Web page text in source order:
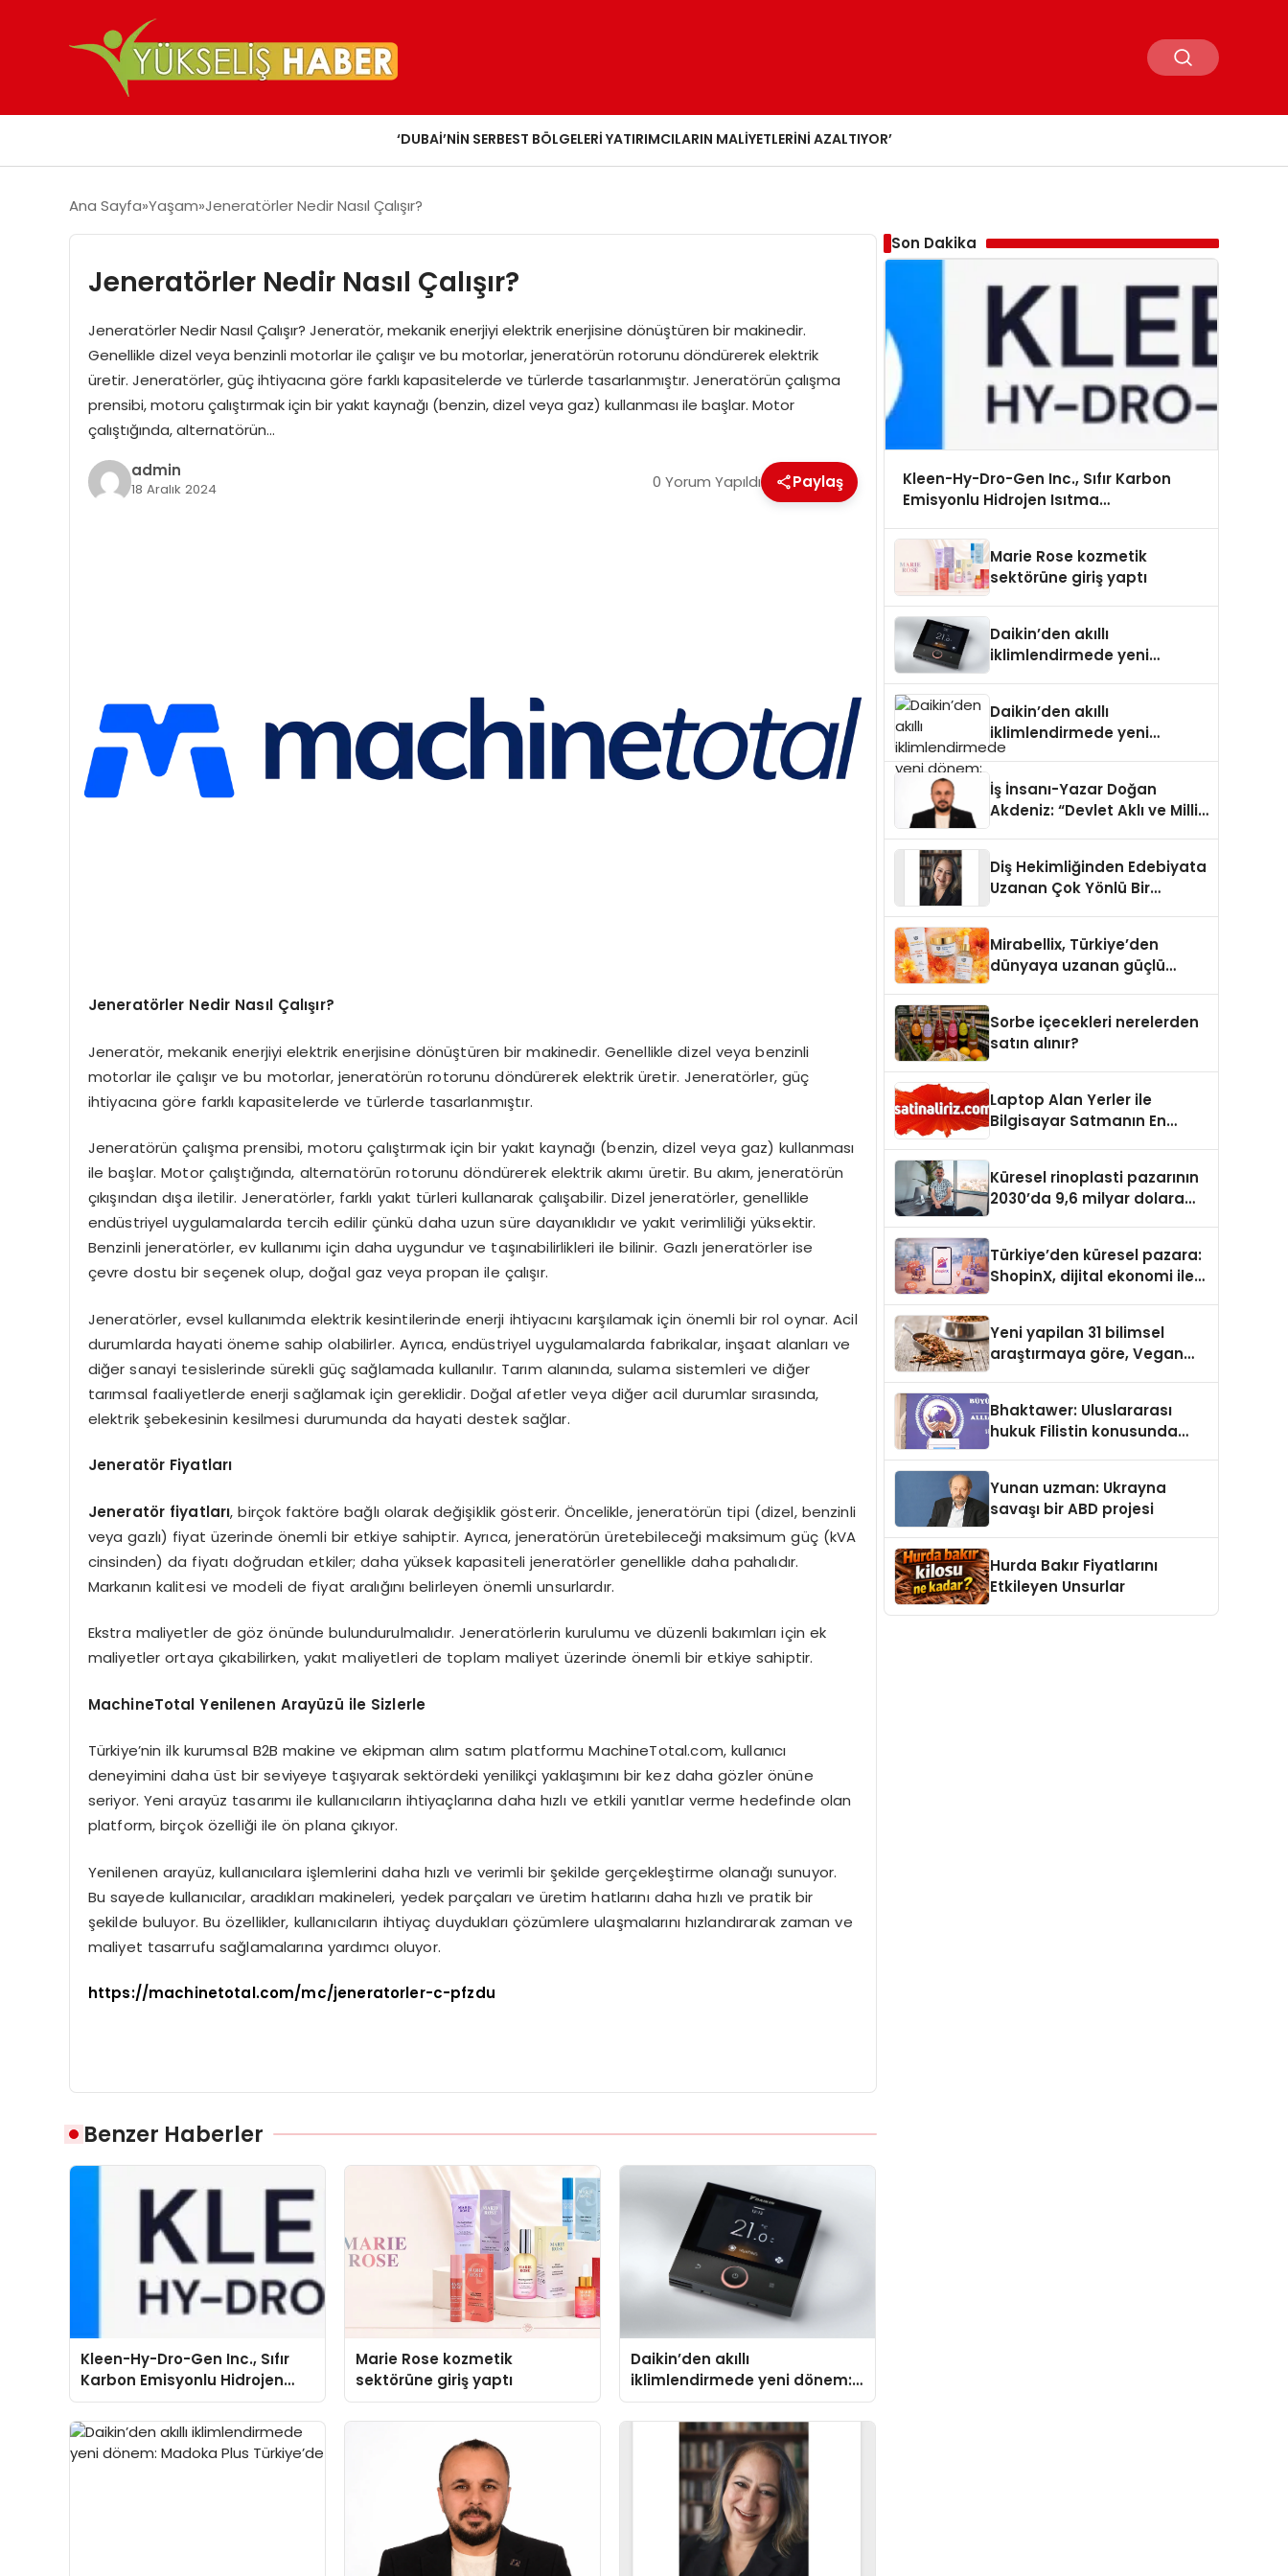
‘DUBAI’NIN SERBEST BÖLGELERI YATIRIMCILARIN MALIYETLERINI AZALTIYOR’
Ana Sayfa Yaşam Jeneratörler Nedir Nasıl Çalışır?
Jeneratörler Nedir Nasıl Çalışır?
Jeneratörler Nedir Nasıl Çalışır? Jeneratör, mekanik enerjiyi elektrik enerjisine dönüştüren bir makinedir.
Genellikle dizel veya benzinli motorlar ile çalışır ve bu motorlar, jeneratörün rotorunu döndürerek elektrik
üretir. Jeneratörler, güç ihtiyacına göre farklı kapasitelerde ve türlerde tasarlanmıştır. Jeneratörün çalışma
prensibi, motoru çalıştırmak için bir yakıt kaynağı (benzin, dizel veya gaz) kullanması ile başlar. Motor
çalıştığında, alternatörün…
admin
18 Aralık 2024 0 Yorum Yapıldı Paylaş
Jeneratörler Nedir Nasıl Çalışır?
Jeneratör, mekanik enerjiyi elektrik enerjisine dönüştüren bir makinedir. Genellikle dizel veya benzinli
motorlar ile çalışır ve bu motorlar, jeneratörün rotorunu döndürerek elektrik üretir. Jeneratörler, güç
ihtiyacına göre farklı kapasitelerde ve türlerde tasarlanmıştır.
Jeneratörün çalışma prensibi, motoru çalıştırmak için bir yakıt kaynağı (benzin, dizel veya gaz) kullanması
ile başlar. Motor çalıştığında, alternatörün rotorunu döndürerek elektrik akımı üretir. Bu akım, jeneratörün
çıkışından dışa iletilir. Jeneratörler, farklı yakıt türleri kullanarak çalışabilir. Dizel jeneratörler, genellikle
endüstriyel uygulamalarda tercih edilir çünkü daha uzun süre dayanıklıdır ve yakıt verimliliği yüksektir.
Benzinli jeneratörler, ev kullanımı için daha uygundur ve taşınabilirlikleri ile bilinir. Gazlı jeneratörler ise
çevre dostu bir seçenek olup, doğal gaz veya propan ile çalışır.
Jeneratörler, evsel kullanımda elektrik kesintilerinde enerji ihtiyacını karşılamak için önemli bir rol oynar. Acil
durumlarda hayati öneme sahip olabilirler. Ayrıca, endüstriyel uygulamalarda fabrikalar, inşaat alanları ve
diğer sanayi tesislerinde sürekli güç sağlamada kullanılır. Tarım alanında, sulama sistemleri ve diğer
tarımsal faaliyetlerde enerji sağlamak için gereklidir. Doğal afetler veya diğer acil durumlar sırasında,
elektrik şebekesinin kesilmesi durumunda da hayati destek sağlar.
Jeneratör Fiyatları
Jeneratör fiyatları, birçok faktöre bağlı olarak değişiklik gösterir. Öncelikle, jeneratörün tipi (dizel, benzinli
veya gazlı) fiyat üzerinde önemli bir etkiye sahiptir. Ayrıca, jeneratörün üretebileceği maksimum güç (kVA
cinsinden) da fiyatı doğrudan etkiler; daha yüksek kapasiteli jeneratörler genellikle daha pahalıdır.
Markanın kalitesi ve modeli de fiyat aralığını belirleyen önemli unsurlardır.
Ekstra maliyetler de göz önünde bulundurulmalıdır. Jeneratörlerin kurulumu ve düzenli bakımları için ek
maliyetler ortaya çıkabilirken, yakıt maliyetleri de toplam maliyet üzerinde önemli bir etkiye sahiptir.
MachineTotal Yenilenen Arayüzü ile Sizlerle
Türkiye’nin ilk kurumsal B2B makine ve ekipman alım satım platformu MachineTotal.com, kullanıcı
deneyimini daha üst bir seviyeye taşıyarak sektördeki yenilikçi yaklaşımını bir kez daha gözler önüne
seriyor. Yeni arayüz tasarımı ile kullanıcıların ihtiyaçlarına daha hızlı ve etkili yanıtlar verme hedefinde olan
platform, birçok özelliği ile ön plana çıkıyor.
Yenilenen arayüz, kullanıcılara işlemlerini daha hızlı ve verimli bir şekilde gerçekleştirme olanağı sunuyor.
Bu sayede kullanıcılar, aradıkları makineleri, yedek parçaları ve üretim hatlarını daha hızlı ve pratik bir
şekilde buluyor. Bu özellikler, kullanıcıların ihtiyaç duydukları çözümlere ulaşmalarını hızlandırarak zaman ve
maliyet tasarrufu sağlamalarına yardımcı oluyor.
https://machinetotal.com/mc/jeneratorler-c-pfzdu
Benzer Haberler
Kleen-Hy-Dro-Gen Inc., Sıfır
Karbon Emisyonlu Hidrojen
Isıtma Teknolojisinde ISO ve
TSSA Düzenleyici Onaylarını
Aldı
Marie Rose kozmetik
sektörüne giriş yaptı
Daikin’den akıllı
iklimlendirmede yeni dönem:
Madoka Plus Türkiye’de
Son Dakika
Kleen-Hy-Dro-Gen Inc., Sıfır Karbon
Emisyonlu Hidrojen Isıtma
Onaylarını Aldı
Marie Rose kozmetik
sektörüne giriş yaptı
Daikin’den akıllı
iklimlendirmede yeni
Daikin’den akıllı
iklimlendirmede yeni
dönem: Madoka Plus
İş İnsanı-Yazar Doğan
Akdeniz: “Devlet Aklı ve Milli
Diş Hekimliğinden Edebiyata
Uzanan Çok Yönlü Bir
Mirabellix, Türkiye’den
dünyaya uzanan güçlü
Sorbe içecekleri nerelerden
satın alınır?
Laptop Alan Yerler ile
Bilgisayar Satmanın En
Küresel rinoplasti pazarının
2030’da 9,6 milyar dolara
Türkiye’den küresel pazara:
ShopinX, dijital ekonomi ile
Yeni yapilan 31 bilimsel
araştırmaya göre, Vegan
Sindirildiğini Ortaya Koydu
Bhaktawer: Uluslararası
hukuk Filistin konusunda
Yunan uzman: Ukrayna
savaşı bir ABD projesi
Hurda Bakır Fiyatlarını
Etkileyen Unsurlar